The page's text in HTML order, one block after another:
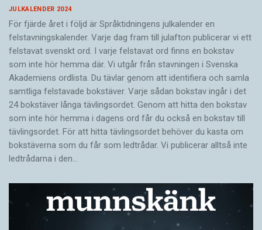
JULKALENDER 2024
För fjärde året i följd är Språktidningens julkalender en
felstavningskalender. Varje dag fram till julafton publicerar vi ett
felstavat svenskt ord. I varje felstavat ord finns en bokstav
som inte hör hemma där. Vi utgår från stavningen i Svenska
Akademiens ordlista. Du tävlar genom att identifiera och samla
samtliga felstavade bokstäver. Varje sådan bokstav ingår i det
24 bokstäver långa tävlingsordet. Genom att hitta den bokstav
som inte hör hemma i dagens ord får du också en bokstav till
tävlingsordet. För att hitta tävlingsordet behöver du kasta om
bokstäverna som du får som ledtrådar. Vi publicerar alltså inte
ledtrådarna i den…